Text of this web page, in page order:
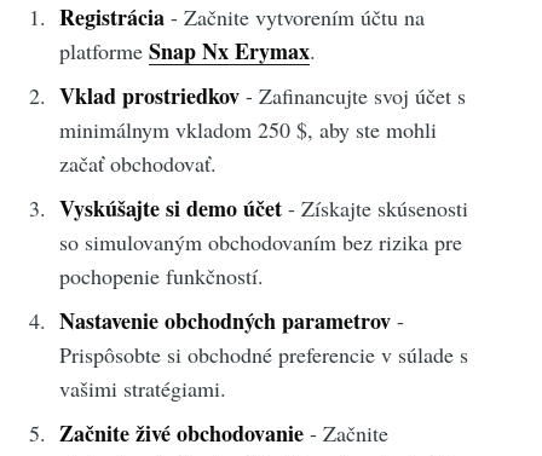
Registrácia- Začnite vytvorením účtu na
platforme Snap Nx Erymax.
Vklad prostriedkov- Zafinancujte svoj účet s
minimálnym vkladom 250 $, aby ste mohli
začať obchodovať.
Vyskúšajte si demo účet- Získajte skúsenosti
so simulovaným obchodovaním bez rizika pre
pochopenie funkčností.
Nastavenie obchodných parametrov-
Prispôsobte si obchodné preferencie v súlade s
vašimi stratégiami.
Začnite živé obchodovanie- Začnite